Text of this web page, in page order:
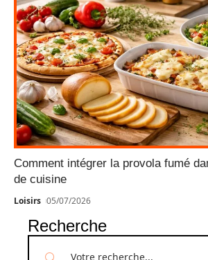
Comment intégrer la provola fumé
de cuisine
Loisirs 05/07/2026
Recherche